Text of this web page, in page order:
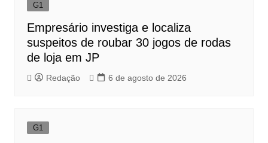
G1
Empresário investiga e localiza
suspeitos de roubar 30 jogos de rodas
de loja em JP
Redação 6 de agosto de 2026
G1